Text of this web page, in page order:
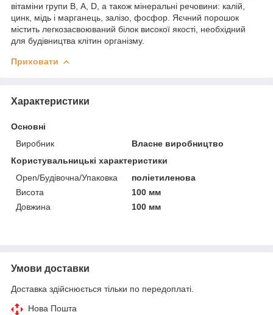
вітаміни групи В, А, D, а також мінеральні речовини: калій,
цинк, мідь і марганець, залізо, фосфор. Яєчний порошок
містить легкозасвоюваний білок високої якості, необхідний
для будівництва клітин організму.
Приховати
Характеристики
Основні
Виробник
Власне виробництво
Користувальницькі характеристики
Open/Будівочна/Упаковка
поліетиленова
Висота
100 мм
Довжина
100 мм
Умови доставки
Доставка здійснюється тільки по передоплаті.
Нова Пошта